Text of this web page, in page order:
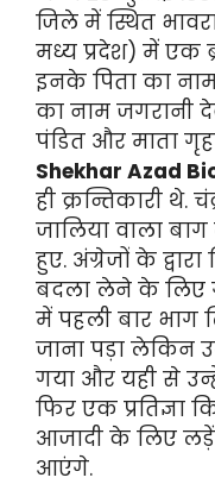
जिले में स्थित
मध्य प्रदेश) में एक
इनके पिता का नाम
का नाम जगरानी
पंडित और माता
Shekhar Azad
ही क्रन्तिकारी थे.
जालिया वाला
हुए. अंग्रेजों के
बदला लेने के लिए
में पहली बार भाग
जाना पड़ा लेकिन
गया और यही से
फिर एक
आजादी के लिए
आएंगे.